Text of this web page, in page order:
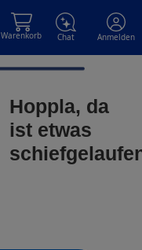
Warenkorb Chat Anmelden
Hoppla, da
ist etwas